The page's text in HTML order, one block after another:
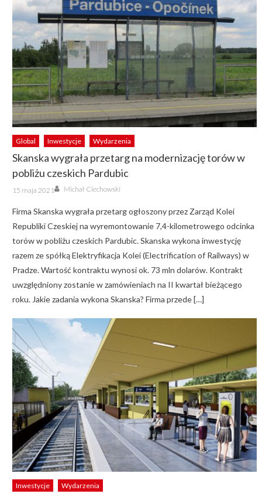
Global Inwestycje Wydarzenia
Skanska wygrała przetarg na modernizację torów w
pobliżu czeskich Pardubic
Posted
on
15 maja 2021 Author
Michał Ciechowski
Firma Skanska wygrała przetarg ogłoszony przez Zarząd Kolei
Republiki Czeskiej na wyremontowanie 7,4-kilometrowego odcinka
torów w pobliżu czeskich Pardubic. Skanska wykona inwestycję
razem ze spółką Elektryfikacja Kolei (Electrification of Railways) w
Pradze. Wartość kontraktu wynosi ok. 73 mln dolarów. Kontrakt
uwzględniony zostanie w zamówieniach na II kwartał bieżącego
roku. Jakie zadania wykona Skanska? Firma przede […]
Inwestycje Wydarzenia